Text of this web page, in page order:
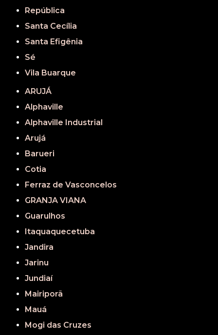
República
Santa Cecília
Santa Efigênia
Sé
Vila Buarque
ARUJÁ
Alphaville
Alphaville Industrial
Arujá
Barueri
Cotia
Ferraz de Vasconcelos
GRANJA VIANA
Guarulhos
Itaquaquecetuba
Jandira
Jarinu
Jundiaí
Mairiporã
Mauá
Mogi das Cruzes